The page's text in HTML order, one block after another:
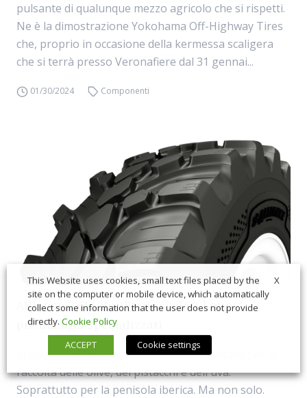
pulsante di qualunque mezzo agricolo che si rispetti.
Ne è la dimostrazione Yokohama Off-Highway Tires
che, proprio in occasione della kermessa scaligera
che si terrà presso Veronafiere dal 31 gennai...
01/30/2024 Componenti
Alliance 373 VibroFarm, svelati i nuovi
pneumatici specializzati
Si tratta di soluzioni appositamente pensate per la
raccolta delle olive, dei pistacchi e dell'uva.
Soprattutto per la penisola iberica. Ma non solo.
X
This Website uses cookies, small text files placed by the
site on the computer or mobile device, which automatically
collect some information that the user does not provide
directly. Cookie Policy
ACCEPT
Cookie settings